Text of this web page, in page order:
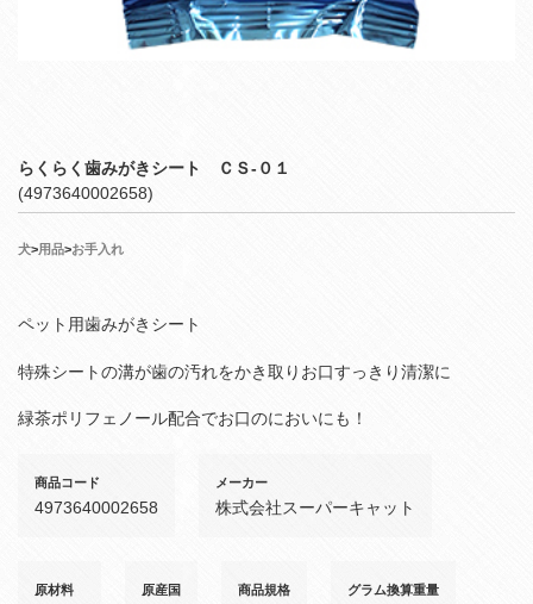
らくらく歯みがきシート ＣＳ‐０１
(4973640002658)
犬>用品>お手入れ
ペット用歯みがきシート
特殊シートの溝が歯の汚れをかき取りお口すっきり清潔に
緑茶ポリフェノール配合でお口のにおいにも！
商品コード
4973640002658
メーカー
株式会社スーパーキャット
原材料 原産国 商品規格 グラム換算重量